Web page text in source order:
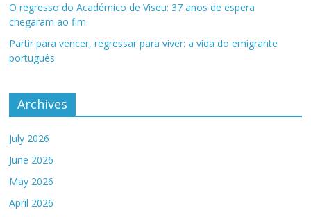
O regresso do Académico de Viseu: 37 anos de espera
chegaram ao fim
Partir para vencer, regressar para viver: a vida do emigrante
português
Archives
July 2026
June 2026
May 2026
April 2026